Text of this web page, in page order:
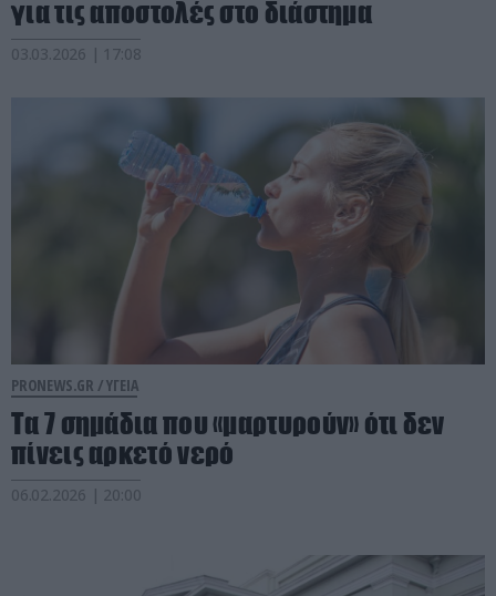
για τις αποστολές στο διάστημα
03.03.2026 | 17:08
PRONEWS.GR /ΥΓΕΙΑ
Τα 7 σημάδια που «μαρτυρούν» ότι δεν
πίνεις αρκετό νερό
06.02.2026 | 20:00